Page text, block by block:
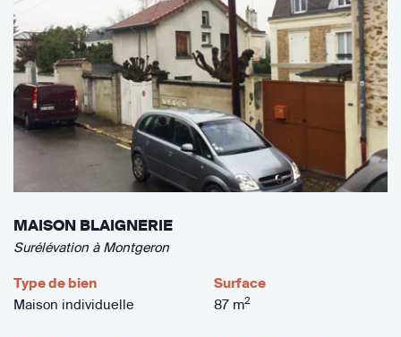
MAISON BLAIGNERIE
Surélévation à Montgeron
Type de bien
Maison individuelle
Surface
87 m2